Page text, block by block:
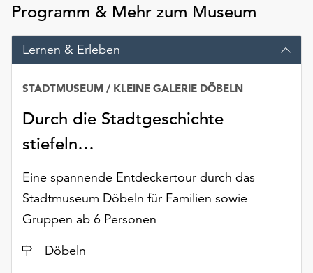
Einverständnis
jederzeit
ändern
und
Dafür
Ihnen
Ende
der
Seite
die
Schaltfläche
Einstellungen“
Programm & Mehr zum Museum
Lernen & Erleben
Durch die Stadtgeschichte
stiefeln…
STADTMUSEUM / KLEINE GALERIE DÖBELN
Eine spannende Entdeckertour durch das
Stadtmuseum Döbeln für Familien sowie
Gruppen ab 6 Personen
Ort
Döbeln